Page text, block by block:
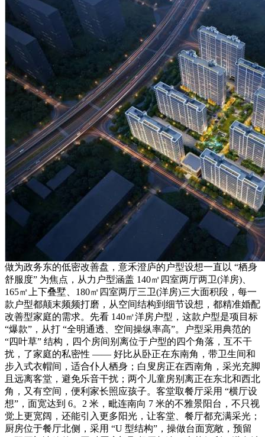
做为政务东的低密改善盘，意禾澄庐的户型设想一直以 “栖身
舒服度” 为焦点，从力户型涵盖 140㎡四室两厅两卫(洋房)、
165㎡上下叠墅、180㎡四室两厅三卫(洋房)三大面积段，每一
款户型都颠末频频打磨，从空间结构到细节设想，都精准婚配
改善型家庭的需求。先看 140㎡洋房户型，这款户型是项目标
“爆款”，从打 “全明通透、空间操纵率高”。户型采用典范的
“四叶草” 结构，四个房间别离位于户型的四个角落，互不干
扰，了家庭的私密性 —— 好比从卧正在东南角，带卫生间和
步入式衣帽间，适合仆人栖身；白叟房正在西南角，采光充脚
且远离客堂，避免乐音干扰；两个儿童房别离正在东北和西北
角，又有空间，便利家长照应孩子。客堂取餐厅采用 “横厅设
想”，面宽达到 6。2 米，毗连南向 7 米的不雅景阳台，不只视
觉上更宽阔，还能引入更多阳光，让客堂、餐厅都充满采光；
厨房位于餐厅北侧，采用 “U 型结构”，操做台面宽敞，预留